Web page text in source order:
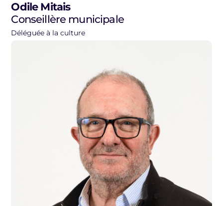
Odile Mitais
Conseillère municipale
Déléguée à la culture